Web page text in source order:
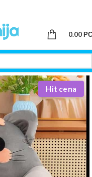
0.00
Hit cena